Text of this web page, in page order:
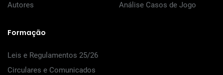
Autores
Análise Casos de Jogo
Formação
Leis e Regulamentos 25/26
Circulares e Comunicados